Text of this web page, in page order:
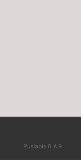
Puslapis 6 iš 9